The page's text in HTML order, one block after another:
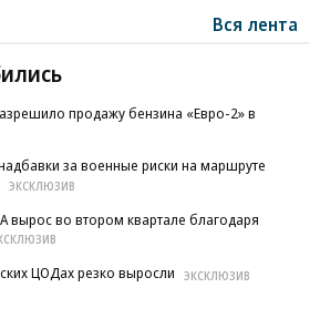
Вся лента
продажу бензина «Евро-2» в
за военные риски на маршруте
ЭКСКЛЮЗИВ
вырос во втором квартале благодаря
ЦОДах резко выросли ЭКСКЛЮЗИВ